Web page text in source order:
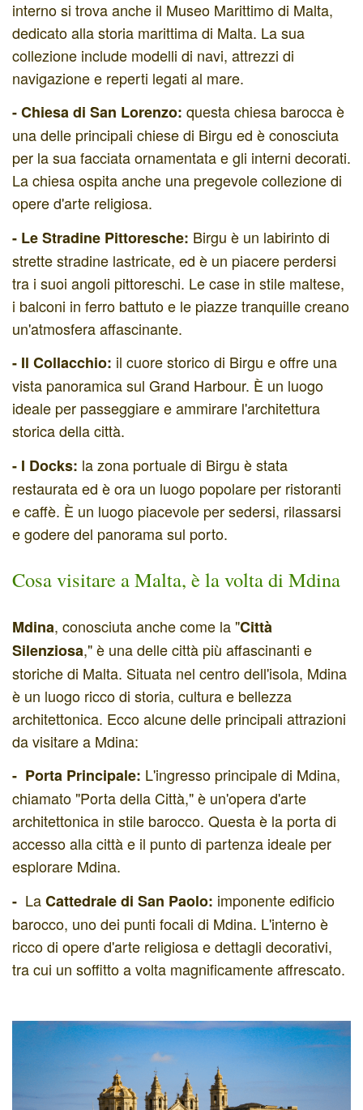
interno si trova anche il Museo Marittimo di Malta,
dedicato alla storia marittima di Malta. La sua
collezione include modelli di navi, attrezzi di
navigazione e reperti legati al mare.
-Chiesa di San Lorenzo: questa chiesa barocca è
una delle principali chiese di Birgu ed è conosciuta
per la sua facciata ornamentata e gli interni decorati.
La chiesa ospita anche una pregevole collezione di
opere d'arte religiosa.
- Le Stradine Pittoresche: Birgu è un labirinto di
strette stradine lastricate, ed è un piacere perdersi
tra i suoi angoli pittoreschi. Le case in stile maltese,
i balconi in ferro battuto e le piazze tranquille creano
un'atmosfera affascinante.
- Il Collacchio: il cuore storico di Birgu e offre una
vista panoramica sul Grand Harbour. È un luogo
ideale per passeggiare e ammirare l'architettura
storica della città.
- I Docks: la zona portuale di Birgu è stata
restaurata ed è ora un luogo popolare per ristoranti
e caffè. È un luogo piacevole per sedersi, rilassarsi
e godere del panorama sul porto.
Cosa visitare a Malta, è la volta di Mdina
Mdina, conosciuta anche come la "Città
Silenziosa," è una delle città più affascinanti e
storiche di Malta. Situata nel centro dell'isola, Mdina
è un luogo ricco di storia, cultura e bellezza
architettonica. Ecco alcune delle principali attrazioni
da visitare a Mdina:
- Porta Principale: L'ingresso principale di Mdina,
chiamato "Porta della Città," è un'opera d'arte
architettonica in stile barocco. Questa è la porta di
accesso alla città e il punto di partenza ideale per
esplorare Mdina.
- LaCattedrale di San Paolo: imponente edificio
barocco, uno dei punti focali di Mdina. L'interno è
ricco di opere d'arte religiosa e dettagli decorativi,
tra cui un soffitto a volta magnificamente affrescato.